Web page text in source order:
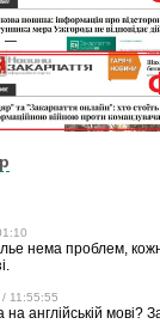
нема проблем,
11:55:55
на англійській мові?